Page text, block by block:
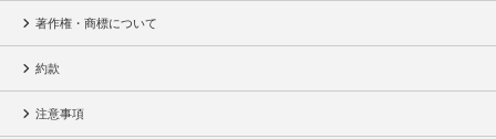
著作権・商標について
約款
注意事項